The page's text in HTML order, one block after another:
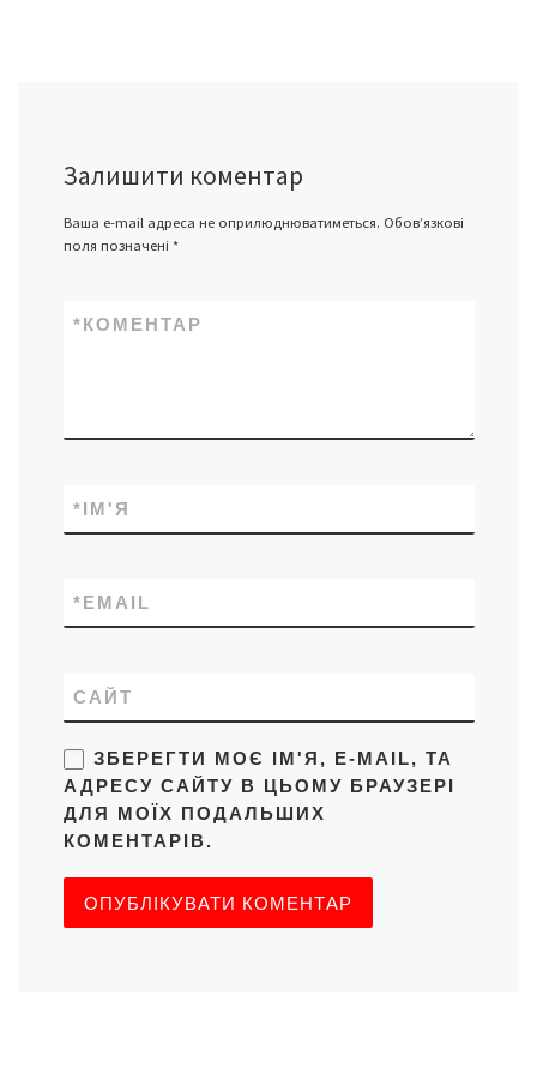
Залишити коментар
Ваша e-mail адреса не оприлюднюватиметься. Обов’язкові
поля позначені *
КОМЕНТАР
*
ІМ'Я
*
EMAIL
*
САЙТ
ЗБЕРЕГТИ МОЄ ІМ'Я, E-MAIL, ТА
АДРЕСУ САЙТУ В ЦЬОМУ БРАУЗЕРІ
ДЛЯ МОЇХ ПОДАЛЬШИХ
КОМЕНТАРІВ.